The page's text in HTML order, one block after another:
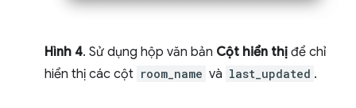
Hình 4. Sử dụng hộp văn bản Cột hiển thị để chỉ
hiển thị các cột room_name và last_updated .